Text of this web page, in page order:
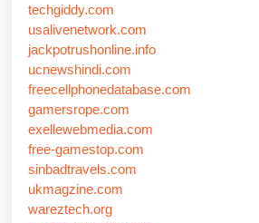
techgiddy.com
usalivenetwork.com
jackpotrushonline.info
ucnewshindi.com
freecellphonedatabase.com
gamersrope.com
exellewebmedia.com
free-gamestop.com
sinbadtravels.com
ukmagzine.com
wareztech.org